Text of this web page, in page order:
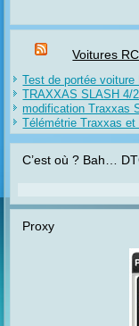
Voitures RC
Test de portée voiture
TRAXXAS SLASH 4/
modification Traxxas
Télémétrie Traxxas
C’est où ? Bah…
Proxy